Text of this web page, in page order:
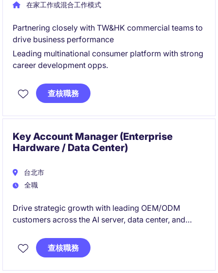
在家工作或混合工作模式
Partnering closely with TW&HK commercial teams to
drive business performance
Leading multinational consumer platform with strong
career development opps.
查核職務
Key Account Manager (Enterprise
Hardware / Data Center)
台北市
全職
Drive strategic growth with leading OEM/ODM
customers across the AI server, data center, and
account development, design-in engagement, and
cross-functional collaboration to grow key customer
查核職務